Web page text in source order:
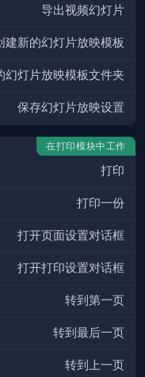
导出视频幻灯片
建新的幻灯片放映模板
幻灯片放映模板文件夹
保存幻灯片放映设置
在打印模块中工作
打印
打印一份
打开页面设置对话框
打开打印设置对话框
转到第一页
转到最后一页
转到上一页